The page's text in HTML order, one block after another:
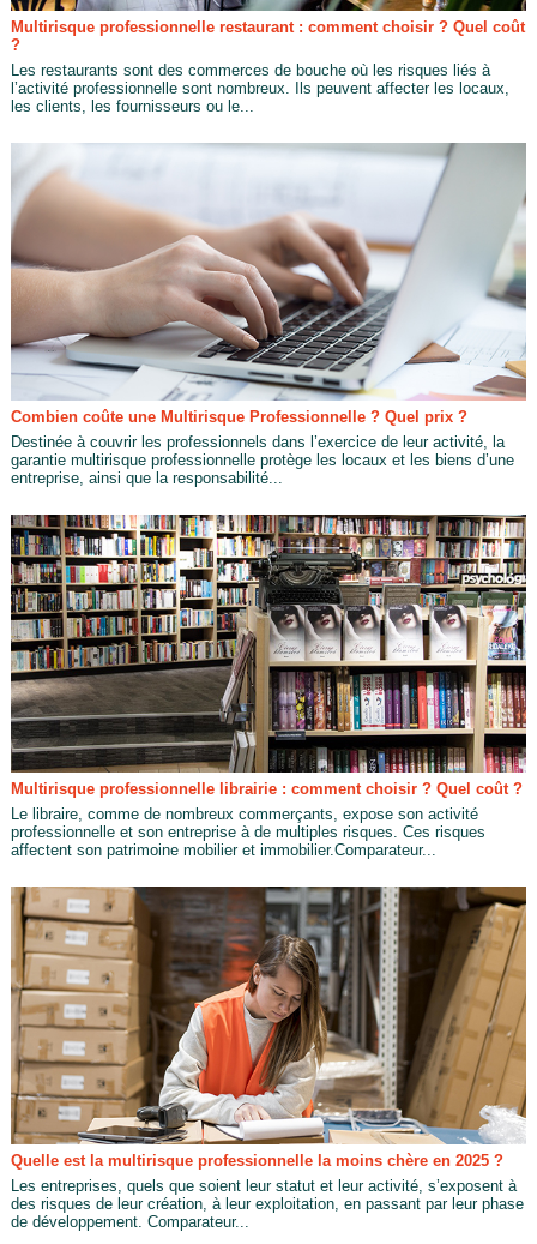
Multirisque professionnelle restaurant : comment choisir ? Quel coût
?
Les restaurants sont des commerces de bouche où les risques liés à
l’activité professionnelle sont nombreux. Ils peuvent affecter les locaux,
les clients, les fournisseurs ou le...
Combien coûte une Multirisque Professionnelle ? Quel prix ?
Destinée à couvrir les professionnels dans l’exercice de leur activité, la
garantie multirisque professionnelle protège les locaux et les biens d’une
entreprise, ainsi que la responsabilité...
Multirisque professionnelle librairie : comment choisir ? Quel coût ?
Le libraire, comme de nombreux commerçants, expose son activité
professionnelle et son entreprise à de multiples risques. Ces risques
affectent son patrimoine mobilier et immobilier.Comparateur...
Quelle est la multirisque professionnelle la moins chère en 2025 ?
Les entreprises, quels que soient leur statut et leur activité, s’exposent à
des risques de leur création, à leur exploitation, en passant par leur phase
de développement. Comparateur...